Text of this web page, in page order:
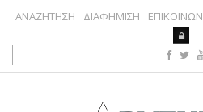
ΑΝΑΖΗΤΗΣΗ ΔΙΑΦΗΜΙΣΗ